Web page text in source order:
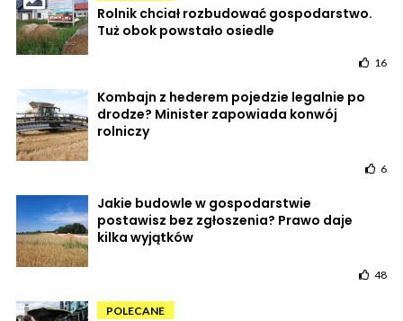
Rolnik chciał rozbudować gospodarstwo.
Tuż obok powstało osiedle
16
Kombajn z hederem pojedzie legalnie po
drodze? Minister zapowiada konwój
rolniczy
6
Jakie budowle w gospodarstwie
postawisz bez zgłoszenia? Prawo daje
kilka wyjątków
48
POLECANE